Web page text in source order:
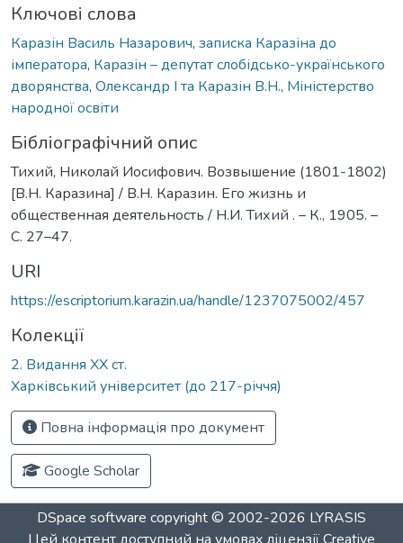
Ключові слова
Каразін Василь Назарович, записка Каразіна до
імператора, Каразін – депутат слобідсько-українського
дворянства, Олександр I та Каразін В.Н., Міністерство
народної освіти
Бібліографічний опис
Тихий, Николай Иосифович. Возвышение (1801-1802)
[В.Н. Каразина] / В.Н. Каразин. Его жизнь и
общественная деятельность / Н.И. Тихий . – К., 1905. –
С. 27–47.
URI
https://escriptorium.karazin.ua/handle/1237075002/457
Колекції
2. Видання ХХ ст.
Харківський університет (до 217-річчя)
Повна інформація про документ
Google Scholar
DSpace software copyright © 2002-2026 LYRASIS